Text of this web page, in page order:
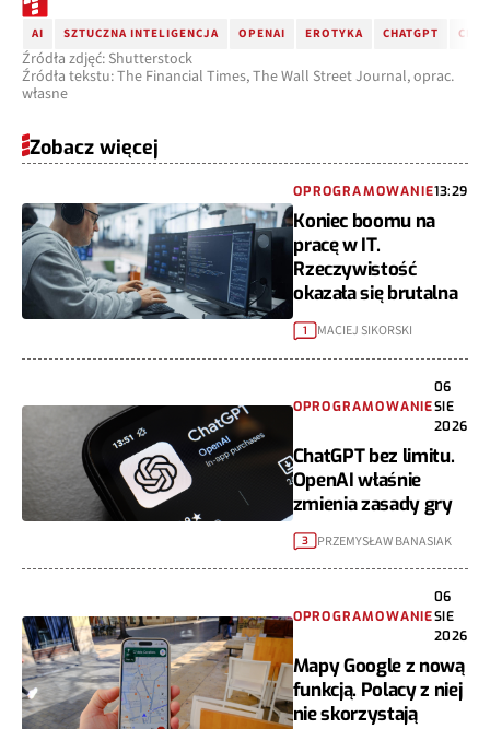
AI SZTUCZNA INTELIGENCJA OPENAI EROTYKA CHATGPT
Źródła zdjęć: Shutterstock
Źródła tekstu: The Financial Times, The Wall Street Journal, oprac.
własne
Zobacz więcej
OPROGRAMOWANIE13:29
Koniec boomu na
pracę w IT.
Rzeczywistość
okazała się brutalna
1 MACIEJ SIKORSKI
OPROGRAMOWANIE
06
SIE
2026
ChatGPT bez limitu.
OpenAI właśnie
zmienia zasady gry
3 PRZEMYSŁAW BANASIAK
OPROGRAMOWANIE
06
SIE
2026
Mapy Google z nową
funkcją. Polacy z niej
nie skorzystają